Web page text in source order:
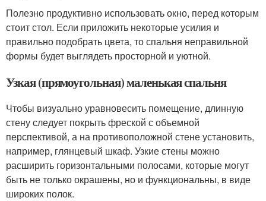
Полезно продуктивно использовать окно, перед которым
стоит стол. Если приложить некоторые усилия и
правильно подобрать цвета, то спальня неправильной
формы будет выглядеть просторной и уютной.
Узкая (прямоугольная) маленькая спальня
Чтобы визуально уравновесить помещение, длинную
стену следует покрыть фреской с объемной
перспективой, а на противоположной стене установить,
например, глянцевый шкаф. Узкие стены можно
расширить горизонтальными полосами, которые могут
быть не только окрашены, но и функциональны, в виде
широких полок.